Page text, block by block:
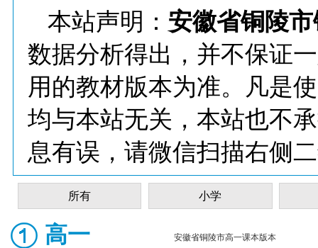
本站声明： 安徽省铜陵
数据分析得出，并不保证
用的教材版本为准。凡是
均与本站无关，本站也不
息有误，请微信扫描右侧
所有 小学
高一 安徽省铜陵市高一课本版本